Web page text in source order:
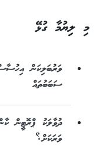
މި ލިޔުމާ ގުޅޭ
ވަރުބަލިކަން
ސަބަބުތައް
ދުވާލަކު ޕްރޮޓީން
ވަރަކަށް؟